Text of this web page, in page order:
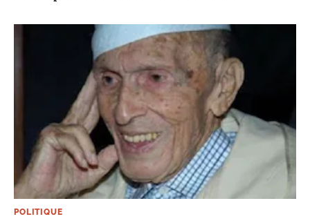
POLITIQUE